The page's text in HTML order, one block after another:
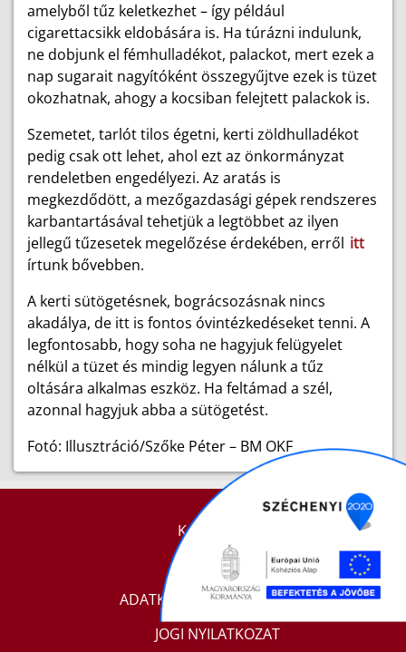
amelyből tűz keletkezhet – így például
cigarettacsikk eldobására is. Ha túrázni indulunk,
ne dobjunk el fémhulladékot, palackot, mert ezek a
nap sugarait nagyítóként összegyűjtve ezek is tüzet
okozhatnak, ahogy a kocsiban felejtett palackok is.
Szemetet, tarlót tilos égetni, kerti zöldhulladékot
pedig csak ott lehet, ahol ezt az önkormányzat
rendeletben engedélyezi. Az aratás is
megkezdődött, a mezőgazdasági gépek rendszeres
karbantartásával tehetjük a legtöbbet az ilyen
jellegű tűzesetek megelőzése érdekében, erről itt
írtunk bővebben.
A kerti sütögetésnek, bográcsozásnak nincs
akadálya, de itt is fontos óvintézkedéseket tenni. A
legfontosabb, hogy soha ne hagyjuk felügyelet
nélkül a tüzet és mindig legyen nálunk a tűz
oltására alkalmas eszköz. Ha feltámad a szél,
azonnal hagyjuk abba a sütögetést.
Fotó: Illusztráció/Szőke Péter – BM OKF
KAPCSOLAT
IMPRESSZUM
ADATKEZELÉSI TÁJÉKOZTATÓ
JOGI NYILATKOZAT